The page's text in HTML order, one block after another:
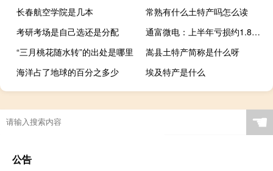
长春航空学院是几本
常熟有什么土特产吗怎么读
考研考场是自己选还是分配
通富微电：上半年亏损约1.88亿元 同比转亏
“三月桃花随水转”的出处是哪里
嵩县土特产简称是什么呀
海洋占了地球的百分之多少
埃及特产是什么
☚
公告